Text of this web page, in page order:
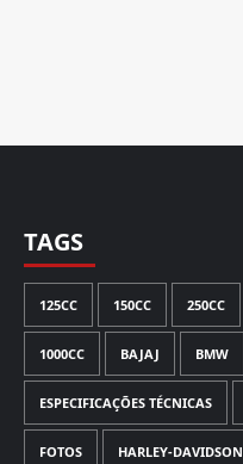
TAGS
125CC 150CC 250CC
1000CC BAJAJ BMW
ESPECIFICAÇÕES TÉCNICAS
FOTOS HARLEY-DAVIDSON